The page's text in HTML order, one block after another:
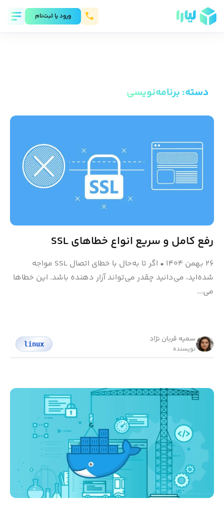
ورود يا ثبت‌نام
دسته:برنامه‌نویسی
رفع کامل و سریع انواع خطاهای SSL
۲۶ بهمن ۱۴۰۴ •
اگر تا‌ به‌حال با خطای اتصال SSL مواجه
شده‌اید، می‌دانید چقدر می‌تواند آزار دهنده باشد. این خطاها
می...
سمیه قربان نژاد
نویسنده
linux